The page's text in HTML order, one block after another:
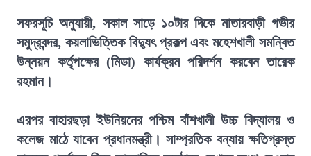
সফরসূচি অনুযায়ী, সকাল সাড়ে ১০টার দিকে মাতারবাড়ী গভীর
সমুদ্রবন্দর, কয়লাভিত্তিক বিদ্যুৎ প্রকল্প এবং মহেশখালী সমন্বিত
উন্নয়ন কর্তৃপক্ষের (মিডা) কার্যক্রম পরিদর্শন করবেন তারেক
রহমান।
এরপর বাহারছড়া ইউনিয়নের পশ্চিম বাঁশখালী উচ্চ বিদ্যালয় ও
কলেজ মাঠে যাবেন প্রধানমন্ত্রী। সাম্প্রতিক বন্যায় ক্ষতিগ্রস্ত